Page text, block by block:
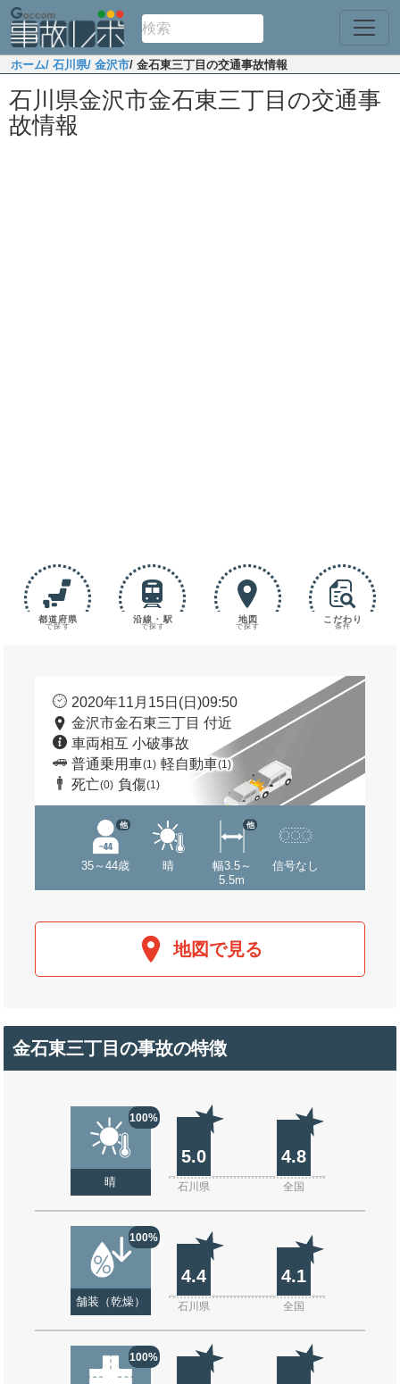
ホーム/ 石川県/ 金沢市/ 金石東三丁目の交通事故情報
石川県金沢市金石東三丁目の交通事
故情報
都道府県
で探す
沿線・駅
で探す
地図
で探す
こだわり
条件
2020年11月15日(日)09:50
金沢市金石東三丁目 付近
車両相互 小破事故
普通乗用車(1) 軽自動車(1)
死亡(0) 負傷(1)
35～44歳
他
晴
幅3.5～
5.5m
他
信号なし
地図で見る
金石東三丁目の事故の特徴
100%
晴
5.0 4.8
石川県 全国
100%
舗装（乾燥）
4.4 4.1
石川県 全国
100%